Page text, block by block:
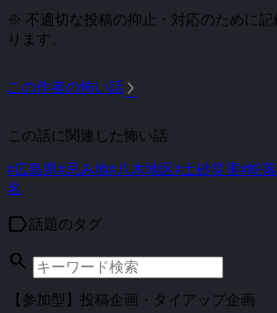
※ 不適切な投稿の抑止・対応のために記
ります。
この作者の怖い話 arrow_forward_ios
この話に関連した怖い話
#広島県#忌み地#八木地区#土砂災害#蛇
名
label話題のタグ
search
【参加型】投稿企画・タイアップ企画